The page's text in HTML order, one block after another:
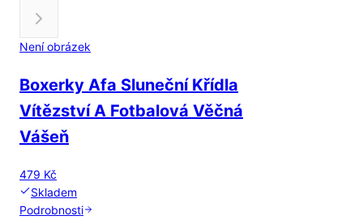
Není obrázek
Boxerky Afa Sluneční Křídla
Vítězství A Fotbalová Věčná
Vášeň
479 Kč
Skladem
Podrobnosti